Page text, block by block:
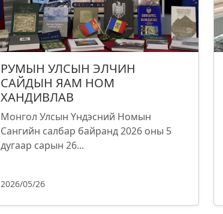
РУМЫН УЛСЫН ЭЛЧИН
САЙДЫН ЯАМ НОМ
ХАНДИВЛАВ
Монгол Улсын Үндэсний Номын
Сангийн салбар байранд 2026 оны 5
дугаар сарын 26...
2026/05/26